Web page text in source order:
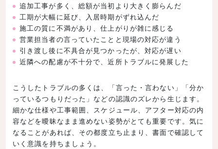
追加工事が多く、総額が当初より大きく膨らんだ
工期が大幅に延び、入居時期がずれ込んだ
施工の質に不満があり、仕上がりが雑に感じる
営業担当者の言っていたことと現場の対応が違う
引き渡し後に不具合が見つかったが、対応が遅い
近隣への配慮が不十分で、近所トラブルに発展した
こうしたトラブルの多くは、「言った・言わない」「分か
っているつもりだった」などの認識のズレから生じます。
細かな仕様や工事範囲、スケジュール、アフター対応の内
容などを曖昧なまま進めない姿勢がとても重要です。気に
なることがあれば、その都度立ち止まり、書面で確認して
いく意識を持ちましょう。